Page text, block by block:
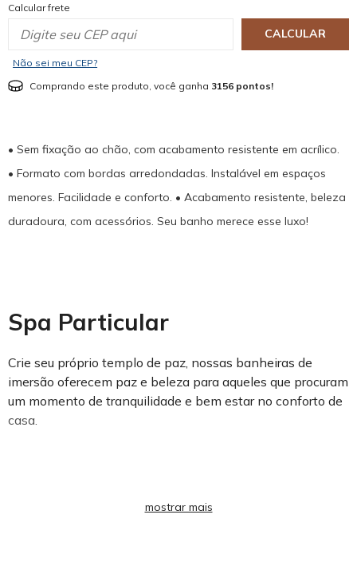
Calcular frete
CALCULAR
Não sei meu CEP?
Comprando este produto, você ganha 3156 pontos!
• Sem fixação ao chão, com acabamento resistente em acrílico.
• Formato com bordas arredondadas. Instalável em espaços
menores. Facilidade e conforto. • Acabamento resistente, beleza
duradoura, com acessórios. Seu banho merece esse luxo!
Spa Particular
Crie seu próprio templo de paz, nossas banheiras de
imersão oferecem paz e beleza para aqueles que procuram
um momento de tranquilidade e bem estar no conforto de
casa.
mostrar mais